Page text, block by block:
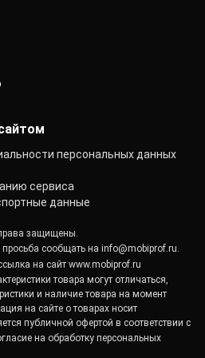
Самая простая
приводится только один
и сделать поправки на
самых популярных и
спиралевидный загиб;
Необходим для
деталях, оптимально
Самый сложный
позволяющий
персональных данных
сервиса
данные
защищены.
сообщать на info@mobiprof.ru.
на сайт www.mobiprof.ru
товара могут отличаться,
и наличие товара на момент
на сайте о товарах носит
публичной офертой в соответствии с
на обработку персональных